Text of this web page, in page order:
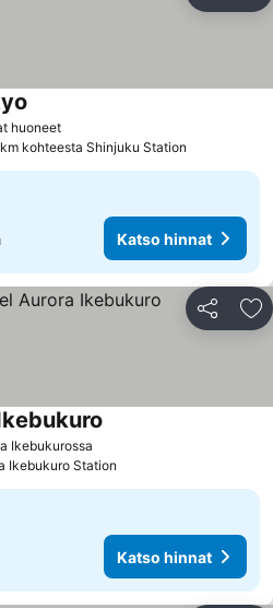
huoneetKatso hinnat
kohteesta Shinjuku Station
Katso hinnat
Jaa
Ikebukurossa
Ikebukuro Station
Katso hinnat